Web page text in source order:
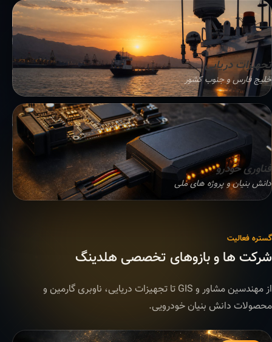
تجهیزات دریایی
خلیج فارس و جنوب کشور
فناوری خودرو
دانش بنیان و پروژه های ملی
گستره فعالیت
شرکت ها و بازوهای تخصصی هلدینگ
از مهندسین مشاور و GIS تا تجهیزات دریایی، ناوبری گارمین و
محصولات دانش بنیان خودرویی.